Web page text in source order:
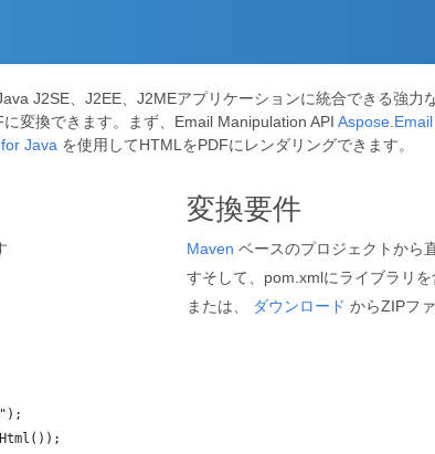
J2SE、J2EE、J2MEアプリケーションに統合できる強力
変換できます。まず、Email Manipulation API
Java を使用してHTMLをPDFにレンダリングできます。
変換要件
Maven ベースのプロジェクトから
すそして、pom.xmlにライブラリを
または、
ダウンロード からZIPフ